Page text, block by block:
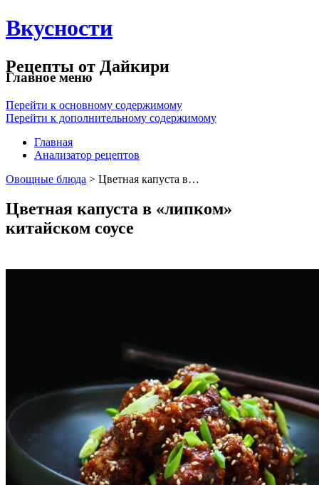
Вкусности
Рецепты от Дайкири
Главное меню
Перейти к основному содержимому
Перейти к дополнительному содержимому
Главная
Анализатор рецептов
Овощные блюда > Цветная капуста в…
Цветная капуста в «липком»
китайском соусе